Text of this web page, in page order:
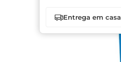
Entrega em casa